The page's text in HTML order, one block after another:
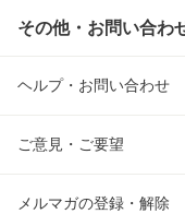
その他・お問い合わ
ヘルプ・お問い合わせ
ご意見・ご要望
メルマガの登録・解除